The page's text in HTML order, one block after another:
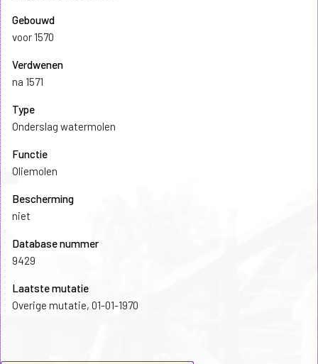
Gebouwd
voor 1570
Verdwenen
na 1571
Type
Onderslag watermolen
Functie
Oliemolen
Bescherming
niet
Database nummer
9429
Laatste mutatie
Overige mutatie, 01-01-1970